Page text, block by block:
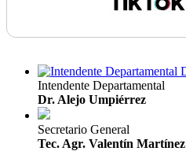
Intendente Departamental
Dr. Alejo Umpiérrez
Secretario General
Tec. Agr. Valentín Martínez